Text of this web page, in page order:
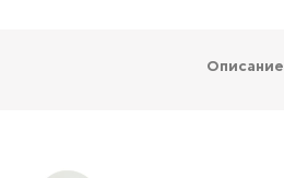
Описание